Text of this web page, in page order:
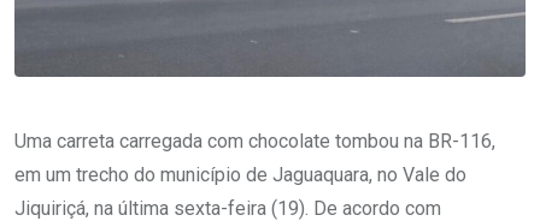
Uma carreta carregada com chocolate tombou na BR-116,
em um trecho do município de Jaguaquara, no Vale do
Jiquiriçá, na última sexta-feira (19). De acordo com